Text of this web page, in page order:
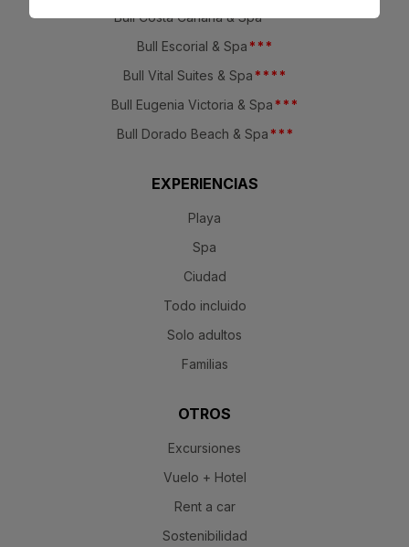
Bull Costa Canaria & Spa****
Bull Escorial & Spa * * *
Bull Vital Suites & Spa * * * *
Bull Eugenia Victoria & Spa * * *
Bull Dorado Beach & Spa * * *
EXPERIENCIAS
Playa
Spa
Ciudad
Todo incluido
Solo adultos
Familias
OTROS
Excursiones
Vuelo + Hotel
Rent a car
Sostenibilidad